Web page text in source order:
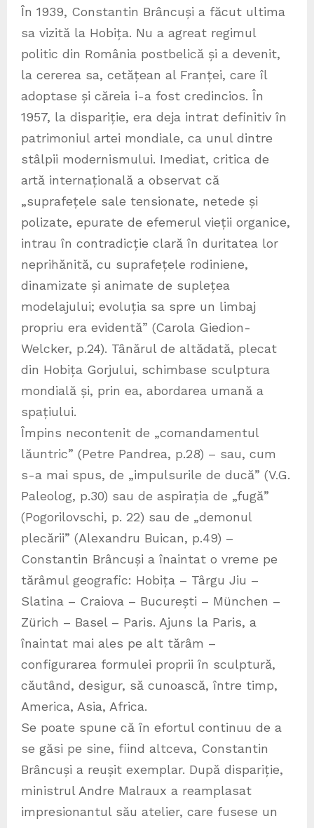
În 1939, Constantin Brâncuși a făcut ultima
sa vizită la Hobița. Nu a agreat regimul
politic din România postbelică și a devenit,
la cererea sa, cetățean al Franței, care îl
adoptase și căreia i-a fost credincios. În
1957, la dispariție, era deja intrat definitiv în
patrimoniul artei mondiale, ca unul dintre
stâlpii modernismului. Imediat, critica de
artă internațională a observat că
„suprafețele sale tensionate, netede și
polizate, epurate de efemerul vieții organice,
intrau în contradicție clară în duritatea lor
neprihănită, cu suprafețele rodiniene,
dinamizate și animate de suplețea
modelajului; evoluția sa spre un limbaj
propriu era evidentă” (Carola Giedion-
Welcker, p.24). Tânărul de altădată, plecat
din Hobița Gorjului, schimbase sculptura
mondială și, prin ea, abordarea umană a
spațiului.
Împins necontenit de „comandamentul
lăuntric” (Petre Pandrea, p.28) – sau, cum
s-a mai spus, de „impulsurile de ducă” (V.G.
Paleolog, p.30) sau de aspirația de „fugă”
(Pogorilovschi, p. 22) sau de „demonul
plecării” (Alexandru Buican, p.49) –
Constantin Brâncuși a înaintat o vreme pe
tărâmul geografic: Hobița – Târgu Jiu –
Slatina – Craiova – București – München –
Zürich – Basel – Paris. Ajuns la Paris, a
înaintat mai ales pe alt tărâm –
configurarea formulei proprii în sculptură,
căutând, desigur, să cunoască, între timp,
America, Asia, Africa.
Se poate spune că în efortul continuu de a
se găsi pe sine, fiind altceva, Constantin
Brâncuși a reușit exemplar. După dispariție,
ministrul Andre Malraux a reamplasat
impresionantul său atelier, care fusese un